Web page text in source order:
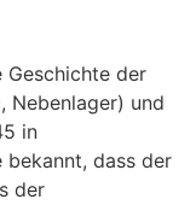
Geschichte der
Nebenlager) und
in
dass der
der